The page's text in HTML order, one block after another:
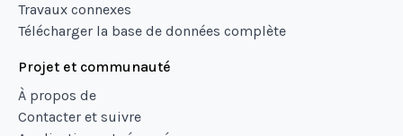
Travaux connexes
Télécharger la base de données complète
Projet et communauté
À propos de
Contacter et suivre